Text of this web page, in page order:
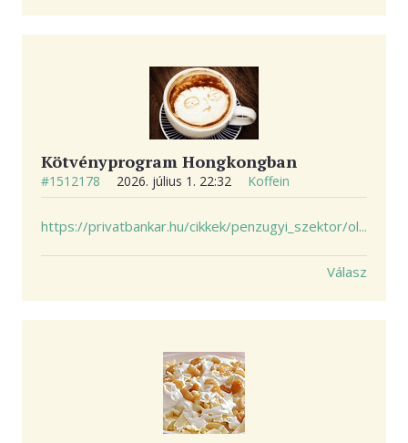
Kötvényprogram Hongkongban
#1512178 2026. július 1. 22:32 Koffein
https://privatbankar.hu/cikkek/penzugyi_szektor/ol...
Válasz